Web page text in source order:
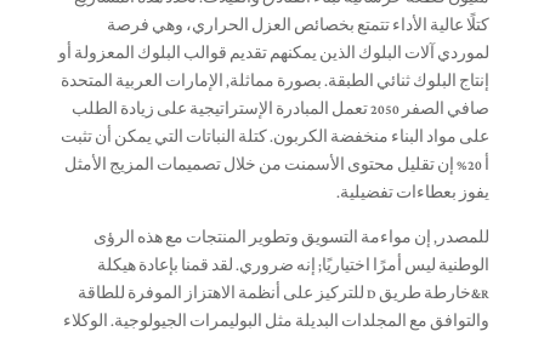
كتلًا عالية الأداء تتمتع بخصائص العزل الحراري، وهي فرصة
لموردي آلات البلوك الذين يمكنهم تقديم قوالب البلوك المعزولة أو
إنتاج البلوك ثنائي الطبقة. بصورة مماثلة, الإمارات العربية المتحدة
صافي الصفر 2050 تعمل المبادرة الإستراتيجية على زيادة الطلب
على مواد البناء منخفضة الكربون. كتلة النباتات التي يمكن أن تثبت
أ 20% إن تقليل محتوى الأسمنت من خلال تصميمات المزيج الأمثل
يفوز بعطاءات تفضيلية.
للمصدر, إن مواءمة التسويق وتطوير المنتجات مع هذه الرؤى
الوطنية ليس أمرًا اختياريًا; إنه ضروري. لقد قمنا بإعادة هيكلة
R&خارطة طريق D للتركيز على أنظمة الاهتزاز الموفرة للطاقة
والتوافق مع المجلدات البديلة مثل البوليمرات الجيولوجية. الوكلاء